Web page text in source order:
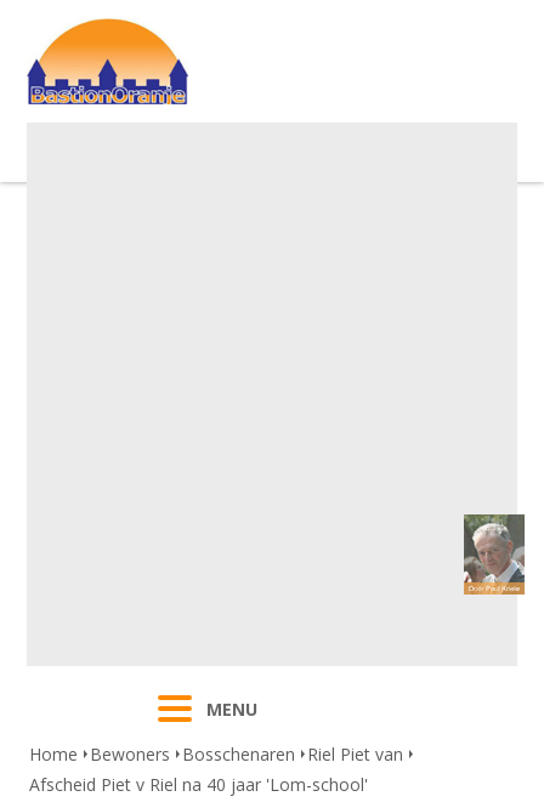
MENU
Home
Bewoners Bosschenaren
Riel Piet van
Afscheid Piet v Riel na 40 jaar 'Lom-school'